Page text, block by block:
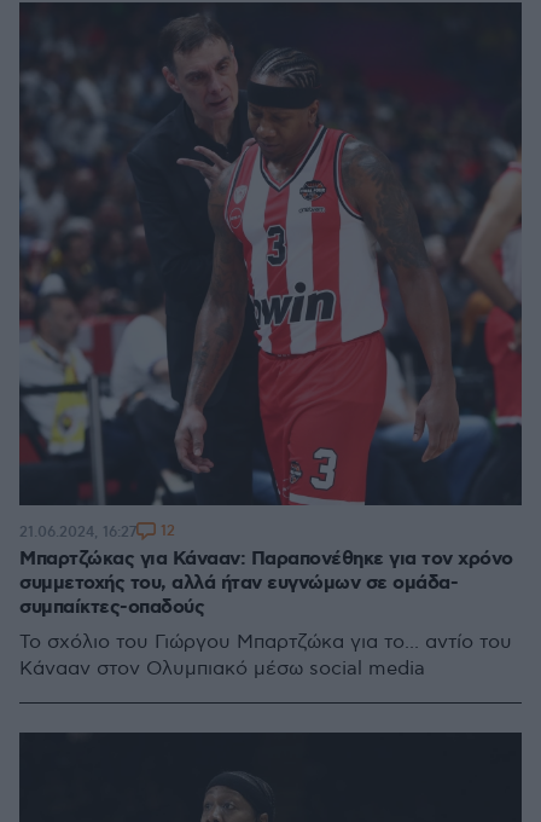
Μπαρτζώκας για Κάνααν: Παραπονέθηκε για τον χρόνο
συμμετοχής του, αλλά ήταν ευγνώμων σε ομάδα-
συμπαίκτες-οπαδούς
Το σχόλιο του Γιώργου Μπαρτζώκα για το... αντίο του
Κάνααν στον Ολυμπιακό μέσω social media
21.06.2024, 16:27 12